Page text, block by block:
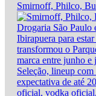
Smirnoff, Philco,